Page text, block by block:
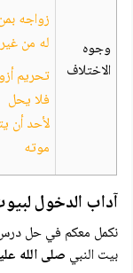
وجوه
الاختلاف
زواجه
له من
تحريم
فلا يحل
لأحد أن
موته
آداب الدخول
نكمل معكم في حل
بيت النبي صلى الله